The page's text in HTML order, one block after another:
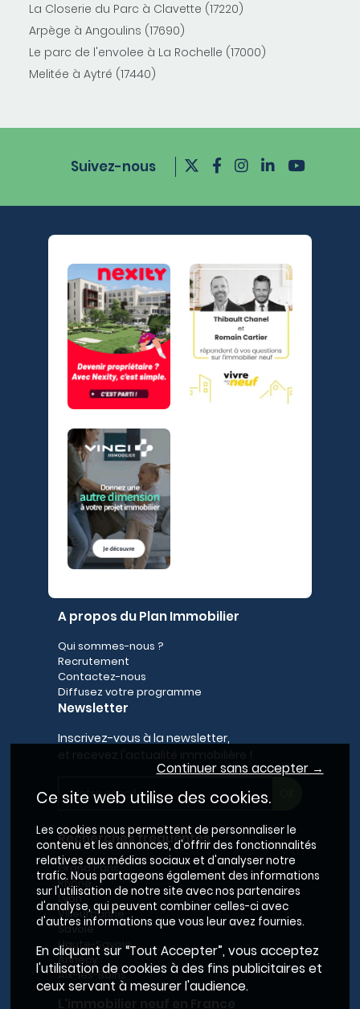
La Closerie du Parc à Clavette (17220)
Arpège à Angoulins (17690)
Le parc de l'envolee à La Rochelle (17000)
Melitée à Aytré (17440)
Suivez-nous
A propos du Plan Immobilier
Qui sommes-nous ?
Recrutement
Contactez-nous
Diffusez votre programme
Newsletter
Inscrivez-vous à la newsletter,
Recherches fréquentes
Grand Paris
Rhône
Lyon
Villeurbanne
Savoie
Haute-Savoie
Annecy
Aix-les-Bains
Continuer sans accepter →
Ce site web utilise des cookies.
Les cookies nous permettent de personnaliser le
contenu et les annonces, d'offrir des fonctionnalités
relatives aux médias sociaux et d'analyser notre
trafic. Nous partageons également des informations
sur l'utilisation de notre site avec nos partenaires
d'analyse, qui peuvent combiner celles-ci avec
d'autres informations que vous leur avez fournies.
En cliquant sur “Tout Accepter”, vous acceptez
l'utilisation de cookies à des fins publicitaires et
ceux servant à mesurer l'audience.